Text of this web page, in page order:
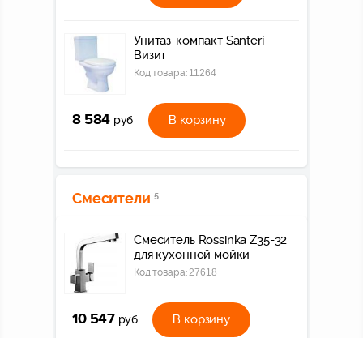
Унитаз-компакт Santeri
Визит
Код товара: 11264
8 584 руб В корзину
Смесители 5
Смеситель Rossinka Z35-32
для кухонной мойки
Код товара:27618
10 547 руб В корзину